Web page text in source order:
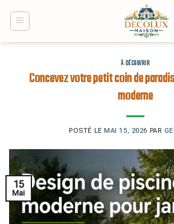
À DÉCOUVRIR
Concevez votre petit coin de
moderne
POSTÉ LEMAI 15, 2026 PAR
15
Mai